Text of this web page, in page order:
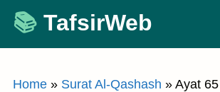
Skip
content
TafsirWeb
Home » Surat Al-Qashash » Ayat 65